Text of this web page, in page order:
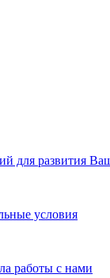
развития
условия
работы с нами